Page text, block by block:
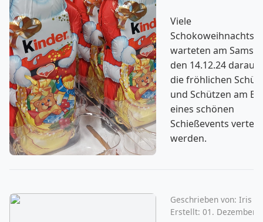
Viele
warteten am
den 14.12.24 darauf,
die fröhlichen
und Schützen am
eines schönen
Schießevents
werden.
Geschrieben von: Iris
Erstellt: 01. Dezember